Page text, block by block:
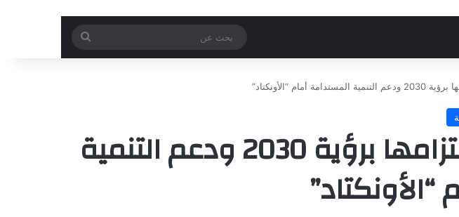
عن
“الأونكتاد”
المملكة العربية السعودية تؤكد التزامها برؤية 2030 ودعم التنمية